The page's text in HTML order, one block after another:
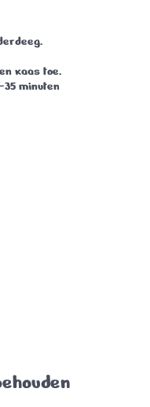
kaas toe.
minuten